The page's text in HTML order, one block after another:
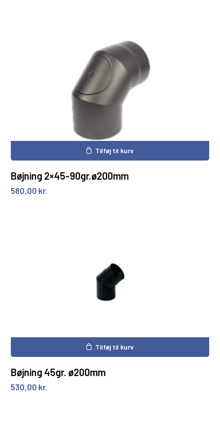
Tilføj til kurv
Bøjning 2×45-90gr.ø200mm
580,00 kr.
Tilføj til kurv
Bøjning 45gr. ø200mm
530,00 kr.